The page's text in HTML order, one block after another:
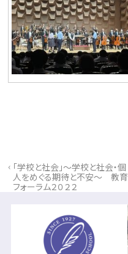
‹ 「学校と社会」〜学校と社会・個
人をめぐる期待と不安〜 教育
フォーラム２０２２